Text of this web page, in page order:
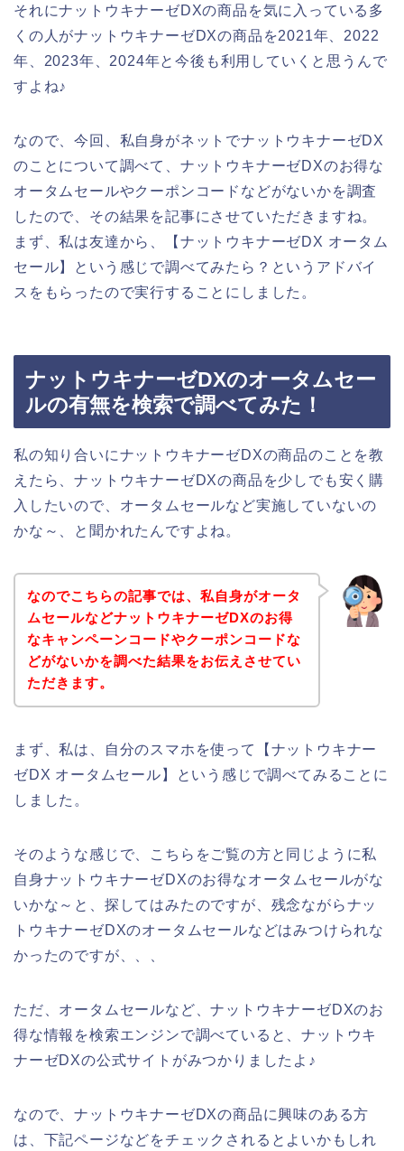
それにナットウキナーゼDXの商品を気に入っている多
くの人がナットウキナーゼDXの商品を2021年、2022
年、2023年、2024年と今後も利用していくと思うんで
すよね♪
なので、今回、私自身がネットでナットウキナーゼDX
のことについて調べて、ナットウキナーゼDXのお得な
オータムセールやクーポンコードなどがないかを調査
したので、その結果を記事にさせていただきますね。
まず、私は友達から、【ナットウキナーゼDX オータム
セール】という感じで調べてみたら？というアドバイ
スをもらったので実行することにしました。
ナットウキナーゼDXのオータムセー
ルの有無を検索で調べてみた！
私の知り合いにナットウキナーゼDXの商品のことを教
えたら、ナットウキナーゼDXの商品を少しでも安く購
入したいので、オータムセールなど実施していないの
かな～、と聞かれたんですよね。
なのでこちらの記事では、私自身がオータ
ムセールなどナットウキナーゼDXのお得
なキャンペーンコードやクーポンコードな
どがないかを調べた結果をお伝えさせてい
ただきます。
まず、私は、自分のスマホを使って【ナットウキナー
ゼDX オータムセール】という感じで調べてみることに
しました。
そのような感じで、こちらをご覧の方と同じように私
自身ナットウキナーゼDXのお得なオータムセールがな
いかな～と、探してはみたのですが、残念ながらナッ
トウキナーゼDXのオータムセールなどはみつけられな
かったのですが、、、
ただ、オータムセールなど、ナットウキナーゼDXのお
得な情報を検索エンジンで調べていると、ナットウキ
ナーゼDXの公式サイトがみつかりましたよ♪
なので、ナットウキナーゼDXの商品に興味のある方
は、下記ページなどをチェックされるとよいかもしれ